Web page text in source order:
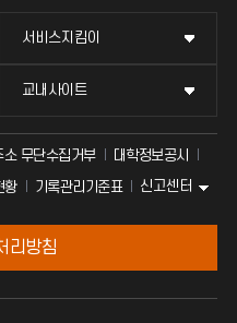
서비스지킴이
교내사이트
소 무단수집거부
대학정보공시
황
기록관리기준표 신고센터
리방침